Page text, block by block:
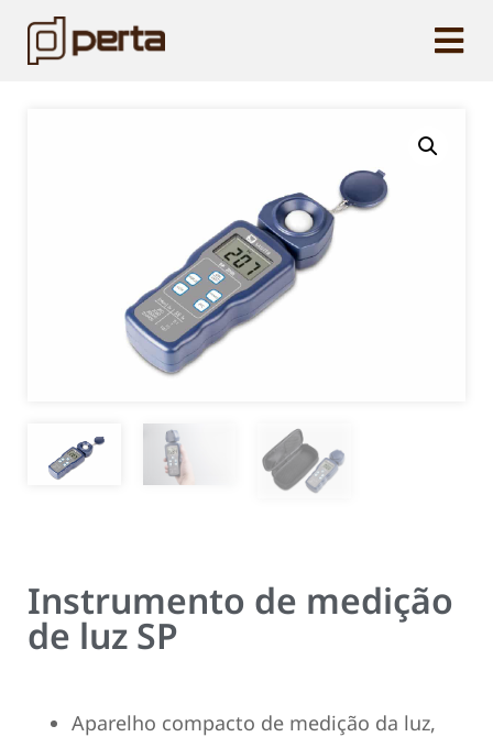
Instrumento de medição
de luz SP
Aparelho compacto de medição da luz,